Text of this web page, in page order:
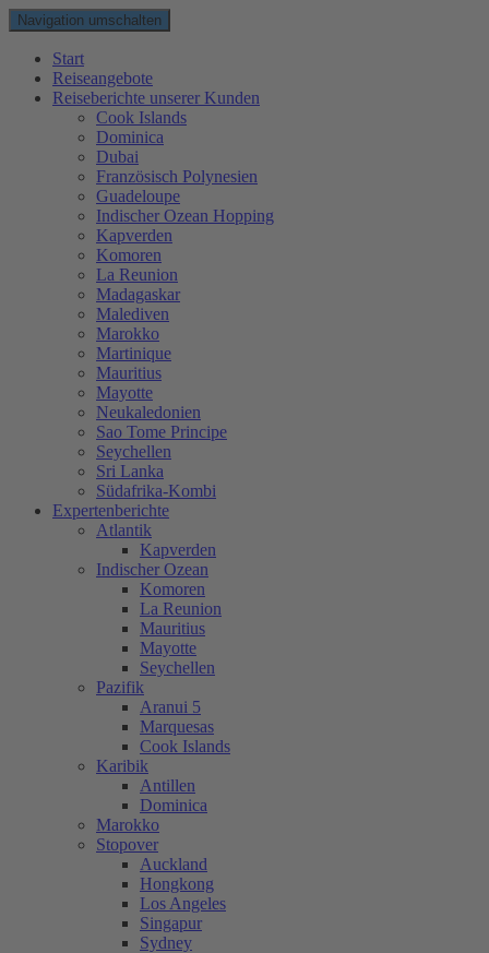
Navigation umschalten
Start
Reiseangebote
Reiseberichte unserer Kunden
Cook Islands
Dominica
Dubai
Französisch Polynesien
Guadeloupe
Indischer Ozean Hopping
Kapverden
Komoren
La Reunion
Madagaskar
Malediven
Marokko
Martinique
Mauritius
Mayotte
Neukaledonien
Sao Tome Principe
Seychellen
Sri Lanka
Südafrika-Kombi
Expertenberichte
Atlantik
Kapverden
Indischer Ozean
Komoren
La Reunion
Mauritius
Mayotte
Seychellen
Pazifik
Aranui 5
Marquesas
Cook Islands
Karibik
Antillen
Dominica
Marokko
Stopover
Auckland
Hongkong
Los Angeles
Singapur
Sydney